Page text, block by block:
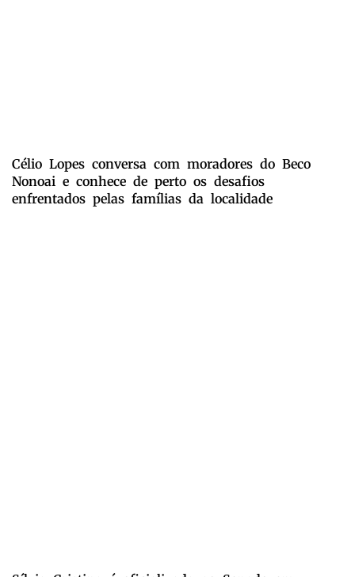
Célio Lopes conversa com moradores do Beco
Nonoai e conhece de perto os desafios
enfrentados pelas famílias da localidade